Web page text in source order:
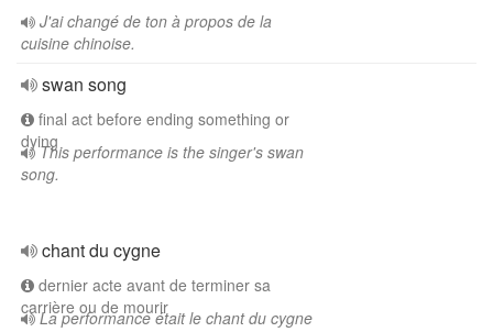
J'ai changé de ton à propos de la
cuisine chinoise.
swan song
final act before ending something or
dyingThis performance is the singer's swan
song.
chant du cygne
dernier acte avant de terminer sa
carrière ou de mourir
La performance était le chant du cygne